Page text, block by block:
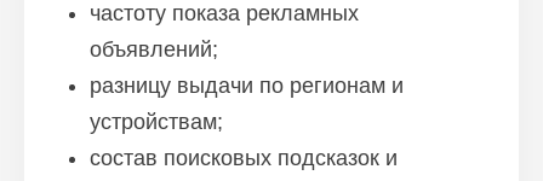
частоту показа рекламных
объявлений;
разницу выдачи по регионам и
устройствам;
состав поисковых подсказок и